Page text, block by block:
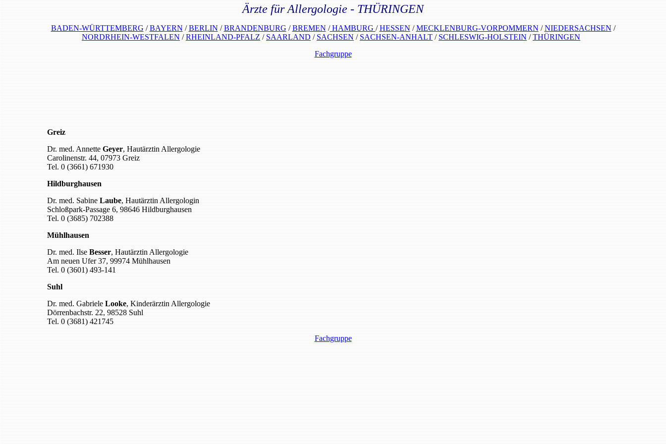
Ärzte für Allergologie - THÜRINGEN
BADEN-WÜRTTEMBERG /BAYERN/BERLIN/BRANDENBURG /BREMEN/HAMBURG /HESSEN/MECKLENBURG-VORPOMMERN/NIEDERSACHSEN/
NORDRHEIN-WESTFALEN /RHEINLAND-PFALZ / SAARLAND / SACHSEN / SACHSEN-ANHALT / SCHLESWIG-HOLSTEIN /THÜRINGEN
Fachgruppe
Greiz
Dr. med. Annette Geyer, Hautärztin Allergologie
Carolinenstr. 44, 07973 Greiz
Tel. 0 (3661) 671930
Hildburghausen
Dr. med. Sabine Laube, Hautärztin Allergologin
Schloßpark-Passage 6, 98646 Hildburghausen
Tel. 0 (3685) 702388
Mühlhausen
Dr. med. Ilse Besser, Hautärztin Allergologie
Am neuen Ufer 37, 99974 Mühlhausen
Tel. 0 (3601) 493-141
Suhl
Dr. med. Gabriele Looke, Kinderärztin Allergologie
Dörrenbachstr. 22, 98528 Suhl
Tel. 0 (3681) 421745
Fachgruppe